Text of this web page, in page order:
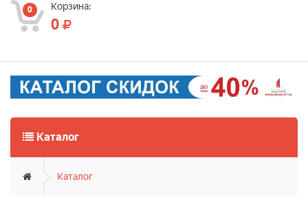
0 Корзина:
0
Каталог
Каталог